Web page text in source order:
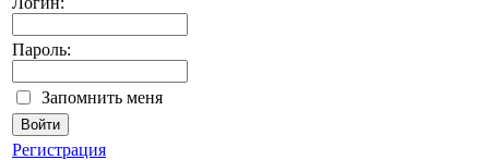
Пароль:
Запомнить меня
Регистрация